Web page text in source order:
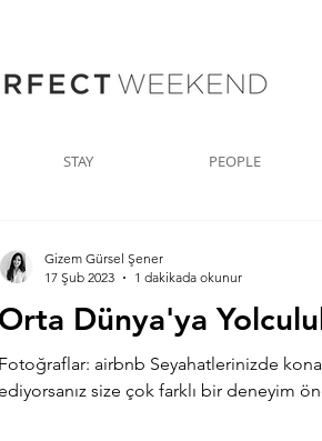
PEOPLE
STAY
Orta Dünya'ya
Fotoğraflar: airbnb Seyahatlerinizde
size çok farklı bir deneyim
Gizem Gürsel Şener
17 Şub 2023
1 dakikada okunur